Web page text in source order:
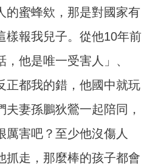
的蜜蜂欸，那是對國家有
樣報我兒子。從他10年前
他是唯一受害人」、
正都我的錯，他國中就玩
妻孫鵬狄鶯一起陪同，
厲害吧？至少他沒傷人
抓走，那麼棒的孩子都會